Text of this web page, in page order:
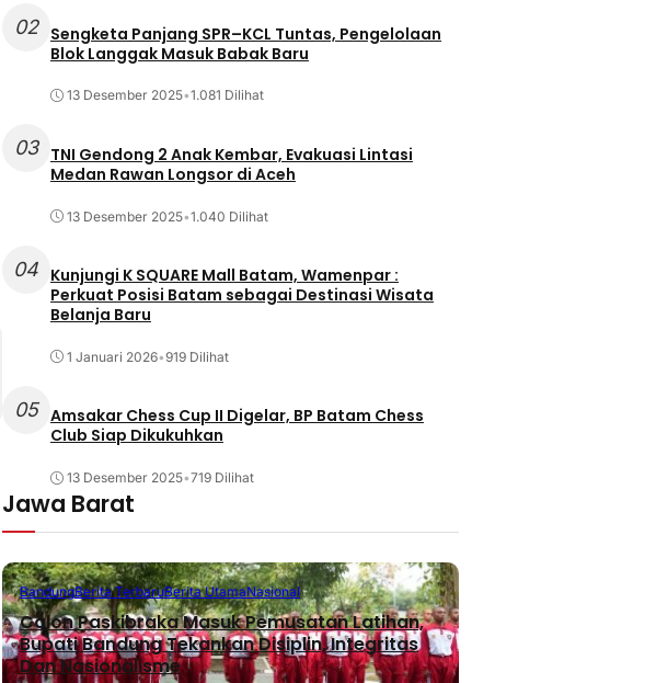
02
Sengketa Panjang SPR–KCL Tuntas, Pengelolaan
Blok Langgak Masuk Babak Baru
13 Desember 2025•1.081 Dilihat
03
TNI Gendong 2 Anak Kembar, Evakuasi Lintasi
Medan Rawan Longsor di Aceh
13 Desember 2025•1.040 Dilihat
04 Kunjungi K SQUARE Mall Batam, Wamenpar :
Perkuat Posisi Batam sebagai Destinasi Wisata
Belanja Baru
1 Januari 2026•919 Dilihat
05 Amsakar Chess Cup II Digelar, BP Batam Chess
Club Siap Dikukuhkan
13 Desember 2025•719 Dilihat
Jawa Barat
BandungBerita TerbaruBerita UtamaNasional
Calon Paskibraka Masuk Pemusatan Latihan,
Bupati Bandung Tekankan Disiplin, Integritas
Dan Nasionalisme